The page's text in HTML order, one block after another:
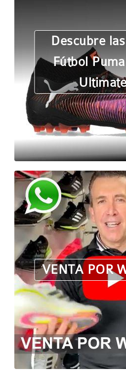
Descubre
Fútbol
VENTA POR